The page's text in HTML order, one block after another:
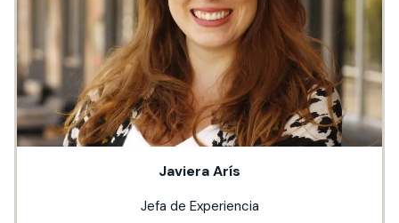
Javiera Arís
Jefa de Experiencia